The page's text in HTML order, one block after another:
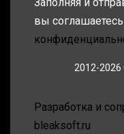
вы
2012-
Разработка и
bleaksoft.ru